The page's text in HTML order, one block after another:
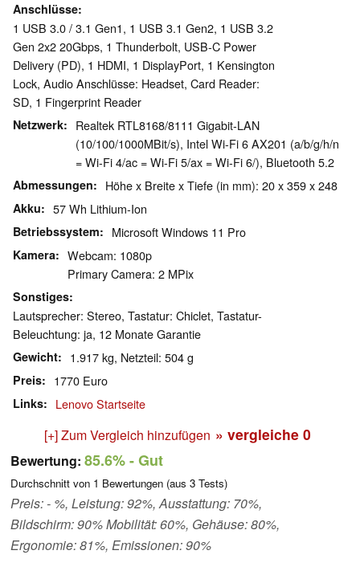
Anschlüsse
1 USB 3.0 / 3.1 Gen1, 1 USB 3.1 Gen2, 1 USB 3.2
Gen 2x2 20Gbps, 1 Thunderbolt, USB-C Power
Delivery (PD), 1 HDMI, 1 DisplayPort, 1 Kensington
Lock, Audio Anschlüsse: Headset, Card Reader:
SD, 1 Fingerprint Reader
Netzwerk
Realtek RTL8168/8111 Gigabit-LAN
(10/100/1000MBit/s), Intel Wi-Fi 6 AX201 (a/b/g/h/n
= Wi-Fi 4/ac = Wi-Fi 5/ax = Wi-Fi 6/), Bluetooth 5.2
Abmessungen Höhe x Breite x Tiefe (in mm): 20 x 359 x 248
Akku 57 Wh Lithium-Ion
Betriebssystem Microsoft Windows 11 Pro
Kamera
Webcam: 1080p
Primary Camera: 2 MPix
Sonstiges
Lautsprecher: Stereo, Tastatur: Chiclet, Tastatur-
Beleuchtung: ja, 12 Monate Garantie
Gewicht 1.917 kg, Netzteil: 504 g
Preis 1770 Euro
Links Lenovo Startseite
[+] Zum Vergleich hinzufügen » vergleiche 0
Bewertung: 85.6%- Gut
Durchschnitt von 1 Bewertungen (aus 3 Tests)
Preis: - %, Leistung: 92%, Ausstattung: 70%,
Bildschirm: 90% Mobilität: 60%, Gehäuse: 80%,
Ergonomie: 81%, Emissionen: 90%